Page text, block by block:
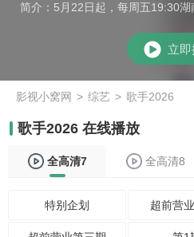
简介： 5月22日起，每周五19:30
立
影视小窝网 > 综艺 > 歌手2026
歌手2026 在线播放
全高清7 全高清8
特别企划 超前营